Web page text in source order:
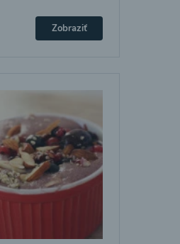
Zobraziť